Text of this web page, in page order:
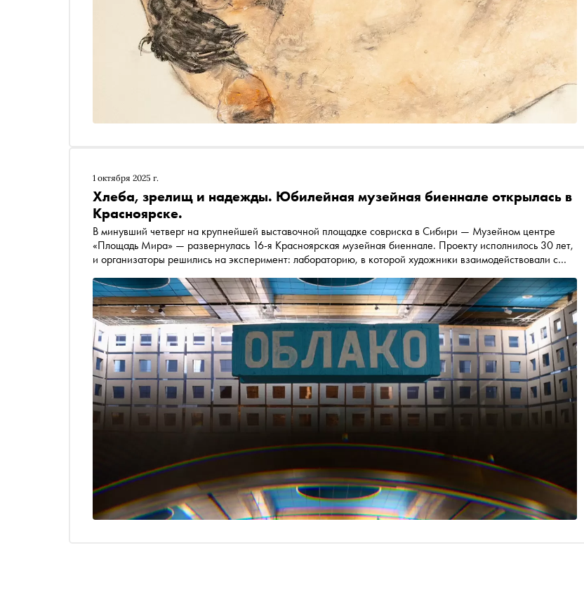
1 октября 2025 г.
Хлеба, зрелищ и надежды. Юбилейная музейная биеннале открылась в
Красноярске.
В минувший четверг на крупнейшей выставочной площадке совриска в Сибири — Музейном центре
«Площадь Мира» — развернулась 16-я Красноярская музейная биеннале. Проекту исполнилось 30 лет,
и организаторы решились на эксперимент: лабораторию, в которой художники взаимодействовали с
посетить до 15 февраля 2026 года. А к нему вдогонку — две масштабные выставки-спецпроекта с
работами фундаментальных художников в своих медиумах: фотографа Александра Слюсарева и
живописца Михаила Рогинского. Автор «Сноба» Катерина Алабина в числе первых побывала на
биеннале